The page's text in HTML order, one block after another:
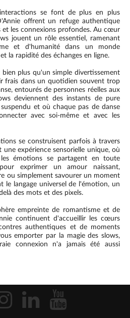
se font de plus en plus
offrent un refuge authentique
et les connexions profondes. Au cœur
jouent un rôle essentiel, ramenant
et d'humanité dans un monde
la rapidité des échanges en ligne.
bien plus qu'un simple divertissement
frais dans un quotidien souvent trop
entourés de personnes réelles aux
deviennent des instants de pure
et où chaque pas de danse
avec soi-même et avec les
se construisent parfois à travers
une expérience sensorielle unique, où
émotions se partagent en toute
exprimer un amour naissant,
ou simplement savourer un moment
le langage universel de l'émotion, un
des mots et des pixels.
empreinte de romantisme et de
continuent d'accueillir les cœurs
authentiques et de moments
emporter par la magie des slows,
connexion n'a jamais été aussi